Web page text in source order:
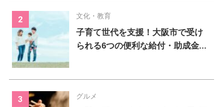
文化・教育
子育て世代を支援！大阪市で受け
られる6つの便利な給付・助成金...
グルメ